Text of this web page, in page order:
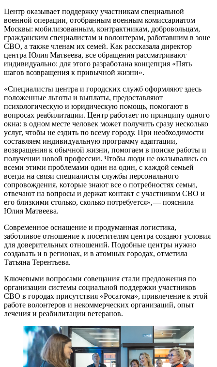
Центр оказывает поддержку участникам специальной
военной операции, отобранным военным комиссариатом
Москвы: мобилизованным, контрактникам, добровольцам,
гражданским специалистам и волонтерам, работавшим в зоне
СВО, а также членам их семей. Как рассказала директор
центра Юлия Матвеева, все обращения рассматривают
индивидуально: для этого разработана концепция «Пять
шагов возвращения к привычной жизни».
«Специалисты центра и городских служб оформляют здесь
положенные льготы и выплаты, предоставляют
психологическую и юридическую помощь, помогают в
вопросах реабилитации. Центр работает по принципу одного
окна: в одном месте человек может получить сразу несколько
услуг, чтобы не ездить по всему городу. При необходимости
составляем индивидуальную программу адаптации,
возвращения к обычной жизни, помогаем в поиске работы и
получении новой профессии. Чтобы люди не оказывались со
всеми этими проблемами один на один, с каждой семьей
всегда на связи специалисты службы персонального
сопровождения, которые знают все о потребностях семьи,
отвечают на вопросы и держат контакт с участником СВО и
его близкими столько, сколько потребуется», — ​пояснила
Юлия Матвеева.
Современное оснащение и продуманная логистика,
заботливое отношение к посетителям центра создают условия
для доверительных отношений. Подобные центры нужно
создавать и в регионах, и в атомных городах, отметила
Татьяна Терентьева.
Ключевыми вопросами совещания стали предложения по
организации системы социальной поддержки участников
СВО в городах присутствия «Росатома», привлечение к этой
работе волонтеров и некоммерческих организаций, опыт
лечения и реабилитации ветеранов.